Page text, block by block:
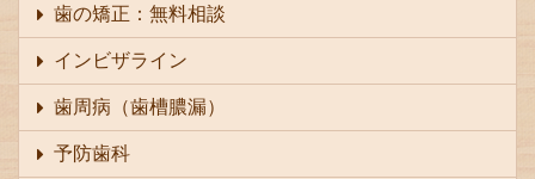
歯の矯正：無料相談
インビザライン
歯周病（歯槽膿漏）
予防歯科